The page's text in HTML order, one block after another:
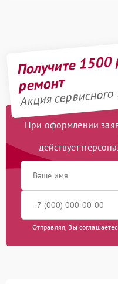
Получите
ремонт
Акция
При оформлении
действует
Отправляя, Вы